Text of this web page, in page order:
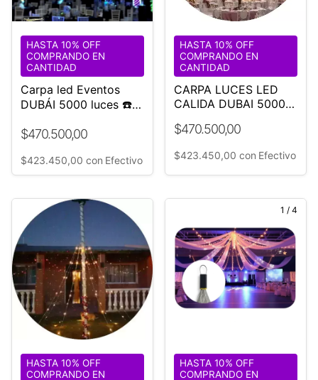
Carpa led Eventos
DUBÁI 5000 luces ☎️
$470.500,00
HASTA 10% OFF
COMPRANDO EN
CANTIDAD
$423.450,00 con Efectivo
CARPA LUCES LED
CALIDA DUBAI 5000
$470.500,00
HASTA 10% OFF
COMPRANDO EN
CANTIDAD
$423.450,00 con Efectivo
HASTA 10% OFF
COMPRANDO EN
1 / 4
HASTA 10% OFF
COMPRANDO EN